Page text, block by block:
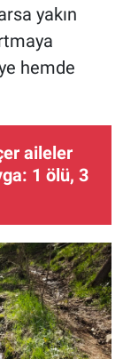
yakın
hemde
aileler
1 ölü, 3